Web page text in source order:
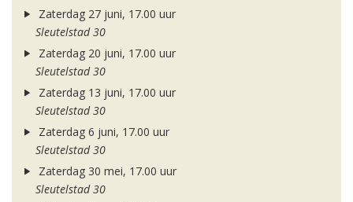
Zaterdag 27 juni, 17.00 uur
Sleutelstad 30
Zaterdag 20 juni, 17.00 uur
Sleutelstad 30
Zaterdag 13 juni, 17.00 uur
Sleutelstad 30
Zaterdag 6 juni, 17.00 uur
Sleutelstad 30
Zaterdag 30 mei, 17.00 uur
Sleutelstad 30